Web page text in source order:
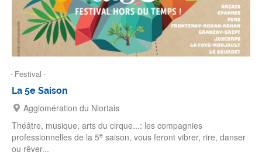
Festival
La 5e Saison
Agglomération du Niortais
Théâtre, musique, arts du cirque...: les compagnies
professionnelles de la 5e saison, vous feront vibrer, rire, danser
ou rêver...